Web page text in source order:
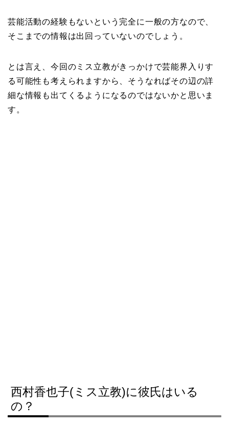
芸能活動の経験もないという完全に一般の方なので、
そこまでの情報は出回っていないのでしょう。
とは言え、今回のミス立教がきっかけで芸能界入りす
る可能性も考えられますから、そうなればその辺の詳
細な情報も出てくるようになるのではないかと思いま
す。
西村香也子(ミス立教)に彼氏はいる
の？